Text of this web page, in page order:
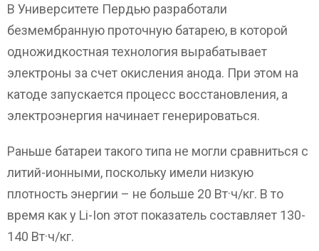
В Университете Пердью разработали
безмембранную проточную батарею, в которой
одножидкостная технология вырабатывает
электроны за счет окисления анода. При этом на
катоде запускается процесс восстановления, а
электроэнергия начинает генерироваться.
Раньше батареи такого типа не могли сравниться с
литий-ионными, поскольку имели низкую
плотность энергии – не больше 20 Вт·ч/кг. В то
время как у Li-Ion этот показатель составляет 130-
140 Вт·ч/кг.